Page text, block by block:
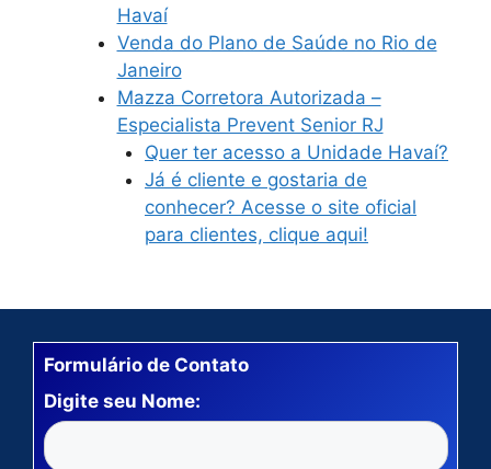
Havaí
Venda do Plano de Saúde no Rio de
Janeiro
Mazza Corretora Autorizada –
Especialista Prevent Senior RJ
Quer ter acesso a Unidade Havaí?
Já é cliente e gostaria de
conhecer? Acesse o site oficial
para clientes, clique aqui!
Formulário de Contato
Digite seu Nome: